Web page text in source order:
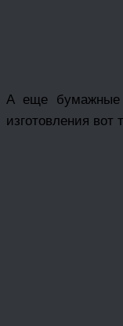
А еще бумажные
изготовления вот